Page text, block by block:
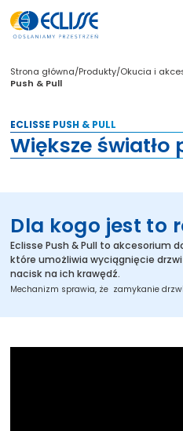
Strona główna/Produkty/Okucia i
Push & Pull
ECLISSE PUSH & PULL
Większe światło
Dla kogo jest to
Eclisse Push & Pull to akcesorium
które umożliwia wyciągnięcie
nacisk na ich krawędź.
Mechanizm sprawia, że ​ zamykanie